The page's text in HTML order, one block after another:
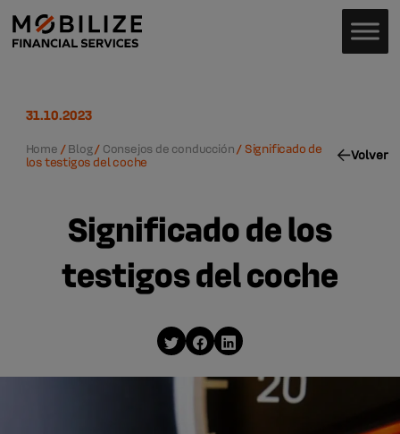
31.10.2023
Home /Blog/ Consejos de conducción / Significado de
los testigos del coche
Volver
Significado de los
testigos del coche